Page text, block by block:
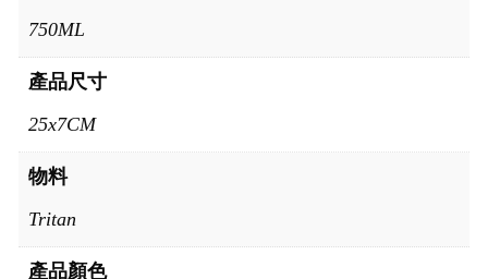
750ML
產品尺寸
25x7CM
物料
Tritan
產品顏色